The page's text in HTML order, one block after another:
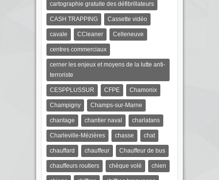
cartographie gratuite des défibrillateurs
CASH TRAPPING Cassette vidéo
cavale CCleaner Celleneuve
centres commerciaux
cerner les enjeux et moyens de la lutte anti-
terroriste
CESPPLUSSUR CFPE Chamonix
Champigny Champs-sur-Marne
chantage chantier naval charlatans
Charleville-Mézières chasse chat
chauffard chauffeur Chauffeur de bus
chauffeurs routiers chèque volé chien